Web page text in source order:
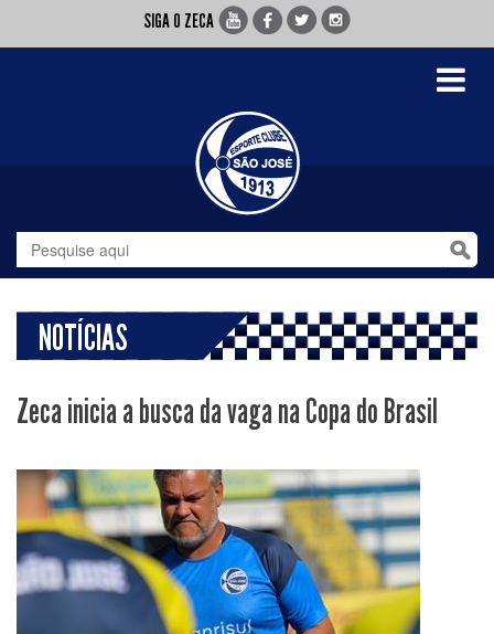
SIGA O ZECA
Toggle
NOTÍCIAS
Zeca inicia a busca da vaga na Copa do Brasil